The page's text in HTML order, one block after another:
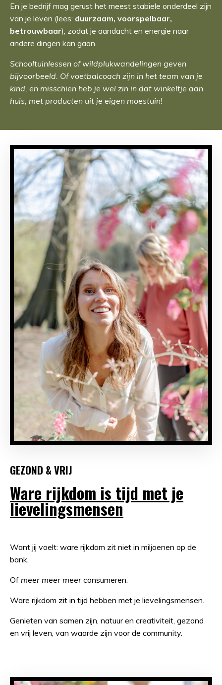
En je bedrijf mag gerust het meest stabiele onderdeel zijn
van je leven (lees: duurzaam, voorspelbaar,
betrouwbaar), zodat je aandacht en energie naar
andere dingen kan gaan.
Schooltuinlessen of wildplukwandelingen geven
bijvoorbeeld. Of voetbalcoach zijn in het team van je
kind, en misschien heb je wel zin in dat winkeltje aan
huis, met producten uit je eigen moestuin!
GEZOND & VRIJ
Ware rijkdom is tijd met je
lievelingsmensen
Want jij voelt: ware rijkdom zit niet in miljoenen op de
bank.
Of meer meer meer consumeren.
Ware rijkdom zit in tijd hebben met je lievelingsmensen.
Genieten van samen zijn, natuur en creativiteit, gezond
en vrij leven, van waarde zijn voor de community.